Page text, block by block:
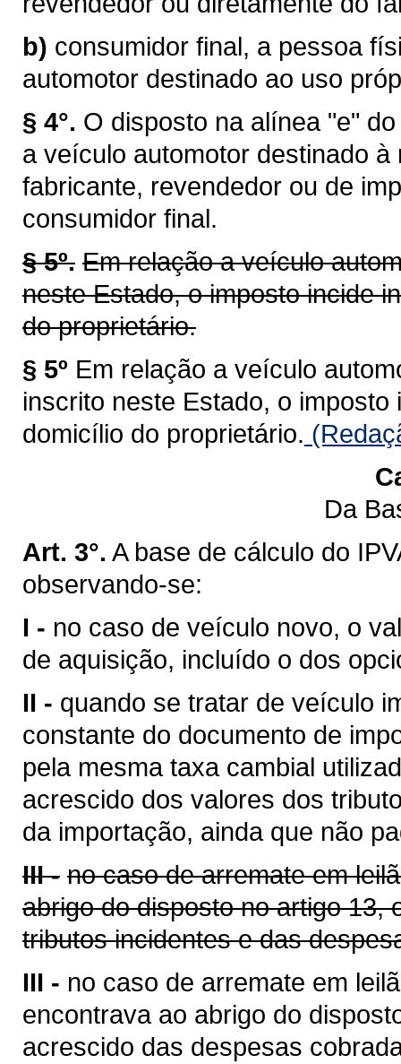
b) consumidor final, a pessoa
automotor destinado ao uso
§ 4°. O disposto na alínea "e"
a veículo automotor destinado
fabricante, revendedor ou de
consumidor final.
§ 5º. Em relação a veículo
neste Estado, o imposto incide
do proprietário.
§ 5º Em relação a veículo
inscrito neste Estado, o
domicílio do proprietário.
Da
Art. 3°. A base de cálculo do
observando-se:
I - no caso de veículo novo, o
de aquisição, incluído o dos
II - quando se tratar de veículo
constante do documento de
pela mesma taxa cambial
acrescido dos valores dos
da importação, ainda que não
III - no caso de arremate em
abrigo do disposto no artigo 13,
tributos incidentes e das
III - no caso de arremate em
encontrava ao abrigo do
acrescido das despesas